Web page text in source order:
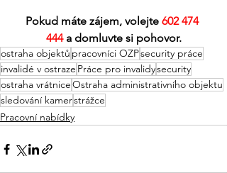
Pokud máte zájem, volejte 602 474
444 a domluvte si pohovor.
ostraha objektů pracovníci OZPsecurity práce
invalidé v ostraze Práce pro invalidysecurity
ostraha vrátniceOstraha administrativního objektu
sledování kamerstrážce
Pracovní nabídky